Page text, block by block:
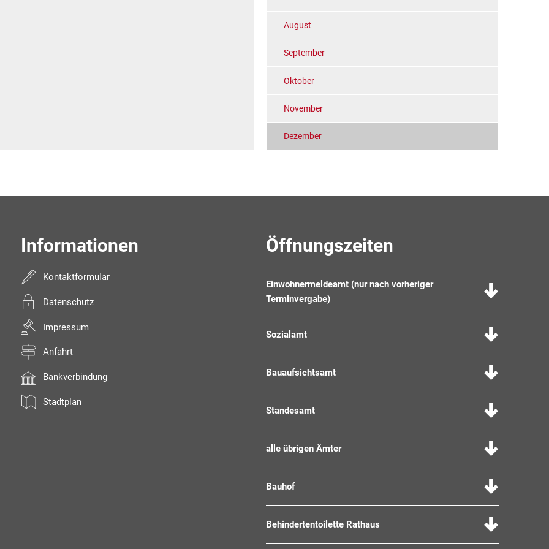
August
September
Oktober
November
Dezember
Informationen
Kontaktformular
Datenschutz
Impressum
Anfahrt
Bankverbindung
Stadtplan
Öffnungszeiten
Einwohnermeldeamt (nur nach vorheriger
Terminvergabe)
Sozialamt
Bauaufsichtsamt
Standesamt
alle übrigen Ämter
Bauhof
Behindertentoilette Rathaus